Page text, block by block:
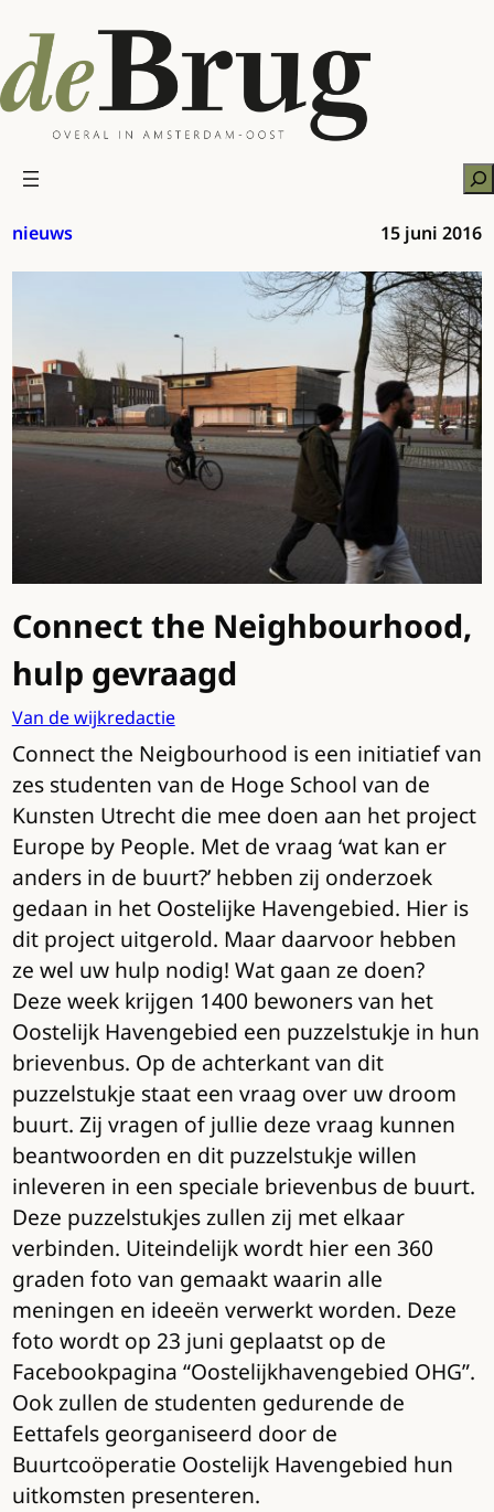
naar
de
inhoud
nieuws 15 juni 2016
Connect the Neighbourhood,
hulp gevraagd
Van de wijkredactie
Connect the Neigbourhood is een initiatief van
zes studenten van de Hoge School van de
Kunsten Utrecht die mee doen aan het project
Europe by People. Met de vraag ‘wat kan er
anders in de buurt?’ hebben zij onderzoek
gedaan in het Oostelijke Havengebied. Hier is
dit project uitgerold. Maar daarvoor hebben
ze wel uw hulp nodig! Wat gaan ze doen?
Deze week krijgen 1400 bewoners van het
Oostelijk Havengebied een puzzelstukje in hun
brievenbus. Op de achterkant van dit
puzzelstukje staat een vraag over uw droom
buurt. Zij vragen of jullie deze vraag kunnen
beantwoorden en dit puzzelstukje willen
inleveren in een speciale brievenbus de buurt.
Deze puzzelstukjes zullen zij met elkaar
verbinden. Uiteindelijk wordt hier een 360
graden foto van gemaakt waarin alle
meningen en ideeën verwerkt worden. Deze
foto wordt op 23 juni geplaatst op de
Facebookpagina “Oostelijkhavengebied OHG”.
Ook zullen de studenten gedurende de
Eettafels georganiseerd door de
Buurtcoöperatie Oostelijk Havengebied hun
uitkomsten presenteren.